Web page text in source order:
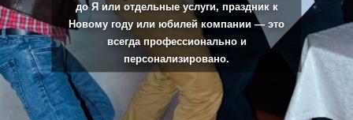
до Я или отдельные услуги, праздник к
Новому году или юбилей компании — это
всегда профессионально и
персонализировано.